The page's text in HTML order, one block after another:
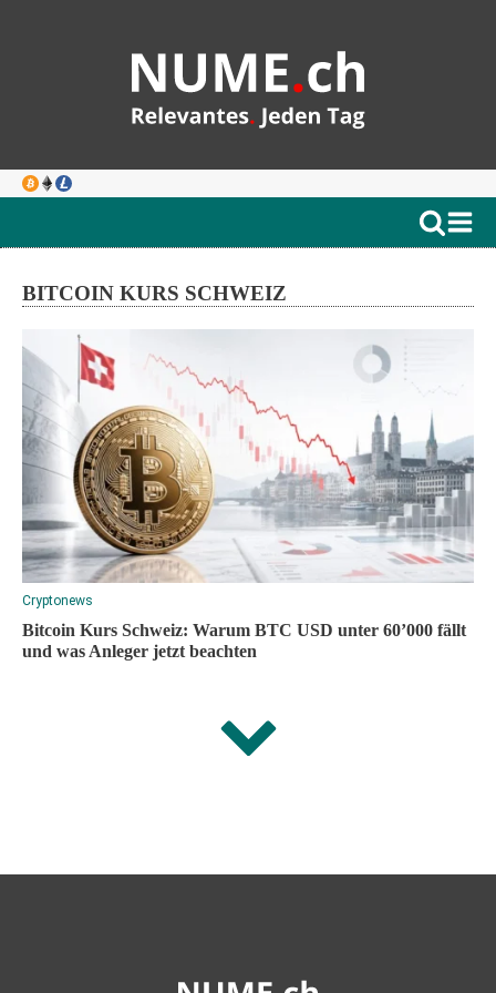
BITCOIN KURS SCHWEIZ
Cryptonews
Bitcoin Kurs Schweiz: Warum BTC USD unter 60’000 fällt
und was Anleger jetzt beachten